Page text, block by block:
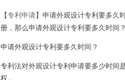
【专利申请】申请外观设计专利要多久
册，那么申请外观设计专利要多久时间？
申请外观设计专利要多久时间？
专利法对外观设计专利申请要多少时间
权。